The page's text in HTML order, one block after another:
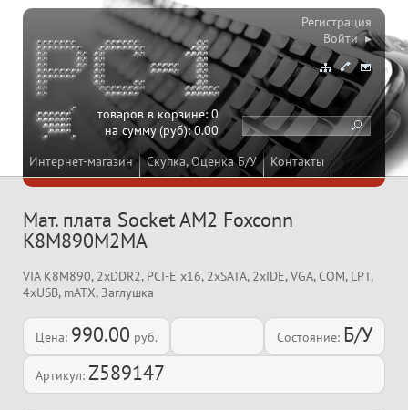
Интернет-магазин Скупка, Оценка Б/У Контакты
товаров в корзине:0
на сумму (руб):0.00
Регистрация
Войти ▸
Мат. плата Socket AM2 Foxconn
K8M890M2MA
VIA K8M890, 2xDDR2, PCI-E x16, 2xSATA, 2xIDE, VGA, COM, LPT,
4xUSB, mATX, Заглушка
Цена: 990.00 руб. Состояние: Б/У
Артикул: Z589147